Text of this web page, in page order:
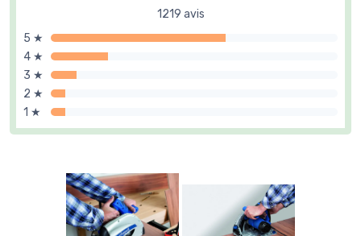
1219 avis
5 ★
4 ★
3 ★
2 ★
1 ★